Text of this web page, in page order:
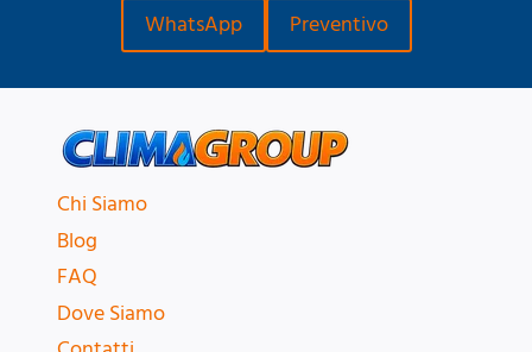
WhatsApp Preventivo
Chi Siamo
Blog
FAQ
Dove Siamo